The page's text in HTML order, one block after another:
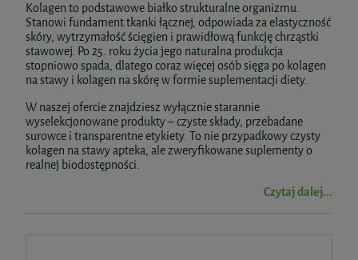
Kolagen to podstawowe białko strukturalne organizmu.
Stanowi fundament tkanki łącznej, odpowiada za elastyczność
skóry, wytrzymałość ścięgien i prawidłową funkcję chrząstki
stawowej. Po 25. roku życia jego naturalna produkcja
stopniowo spada, dlatego coraz więcej osób sięga po kolagen
na stawy i kolagen na skórę w formie suplementacji diety.
W naszej ofercie znajdziesz wyłącznie starannie
wyselekcjonowane produkty – czyste składy, przebadane
surowce i transparentne etykiety. To nie przypadkowy czysty
kolagen na stawy apteka, ale zweryfikowane suplementy o
realnej biodostępności.
Czytaj dalej...